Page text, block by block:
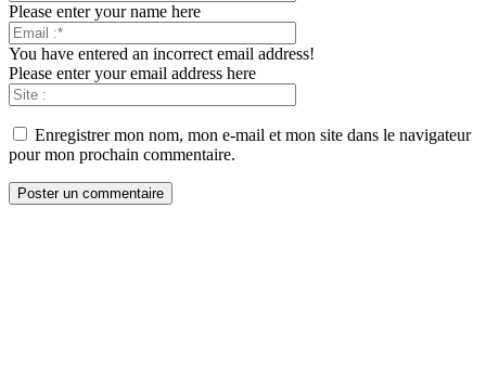
Please enter your name here
You have entered an incorrect email address!
Please enter your email address here
Enregistrer mon nom, mon e-mail et mon site dans le navigateur
pour mon prochain commentaire.